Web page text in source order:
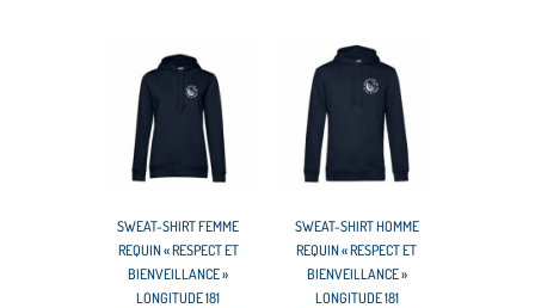
SWEAT-SHIRT FEMME
REQUIN « RESPECT ET
BIENVEILLANCE »
LONGITUDE 181
SWEAT-SHIRT HOMME
REQUIN « RESPECT ET
BIENVEILLANCE »
LONGITUDE 181